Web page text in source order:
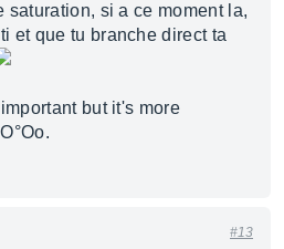
saturation, si a ce moment la,
et que tu branche direct ta
but it's more
#13